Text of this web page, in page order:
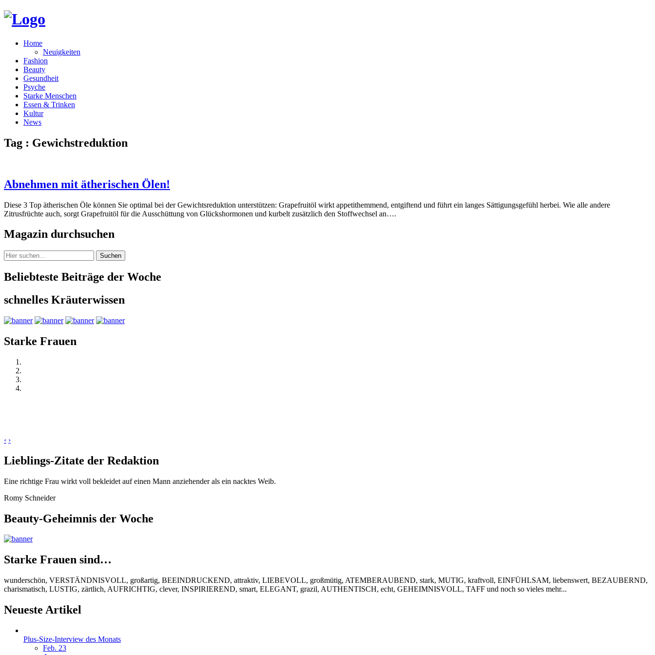
Home
Neuigkeiten
Fashion
Beauty
Gesundheit
Psyche
Starke Menschen
Essen & Trinken
Kultur
News
Tag : Gewichstreduktion
Abnehmen mit ätherischen Ölen!
Diese 3 Top ätherischen Öle können Sie optimal bei der Gewichtsreduktion unterstützen: Grapefruitöl wirkt appetithemmend, entgiftend und führt ein langes Sättigungsgefühl herbei. Wie alle andere
Zitrusfrüchte auch, sorgt Grapefruitöl für die Ausschüttung von Glückshormonen und kurbelt zusätzlich den Stoffwechsel an….
Magazin durchsuchen
Suchen
Beliebteste Beiträge der Woche
schnelles Kräuterwissen
Starke Frauen
‹ ›
Lieblings-Zitate der Redaktion
Eine richtige Frau wirkt voll bekleidet auf einen Mann anziehender als ein nacktes Weib.
Romy Schneider
Beauty-Geheimnis der Woche
Starke Frauen sind…
wunderschön, VERSTÄNDNISVOLL, großartig, BEEINDRUCKEND, attraktiv, LIEBEVOLL, großmütig, ATEMBERAUBEND, stark, MUTIG, kraftvoll, EINFÜHLSAM, liebenswert, BEZAUBERND,
charismatisch, LUSTIG, zärtlich, AUFRICHTIG, clever, INSPIRIEREND, smart, ELEGANT, grazil, AUTHENTISCH, echt, GEHEIMNISVOLL, TAFF und noch so vieles mehr...
Neueste Artikel
Plus-Size-Interview des Monats
Feb. 23